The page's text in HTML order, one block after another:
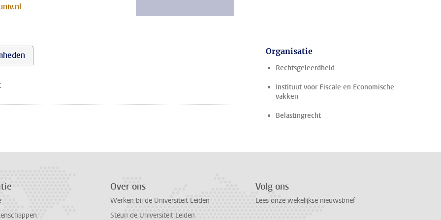
Organisatie
Rechtsgeleerdheid
Instituut voor Fiscale en Economische
vakken
Belastingrecht
Over ons
Werken bij de Universiteit Leiden
Steun de Universiteit Leiden
Volg ons
Lees onze wekelijkse nieuwsbrief